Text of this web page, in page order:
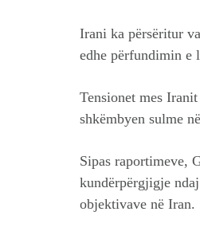
Irani ka përsëritur
edhe përfundimin e
Tensionet mes
shkëmbyen sulme
Sipas raportimeve,
kundërpërgjigje
objektivave në Iran.